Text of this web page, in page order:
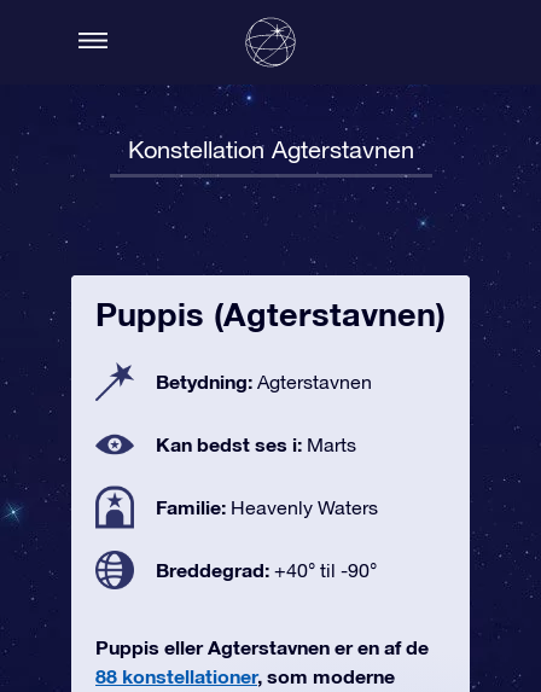
Konstellation Agterstavnen
Puppis (Agterstavnen)
Betydning: Agterstavnen
Kan bedst ses i: Marts
Familie: Heavenly Waters
Breddegrad: +40° til -90°
Puppis eller Agterstavnen er en af de
88 konstellationer, som moderne